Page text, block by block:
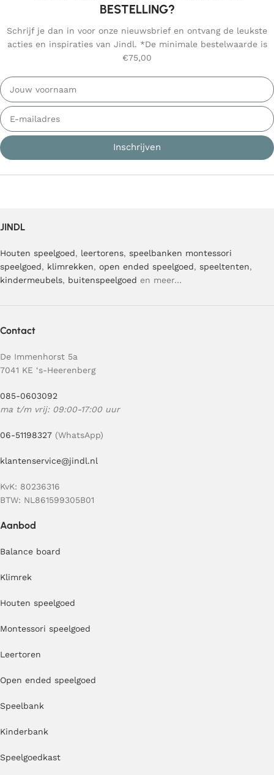
BESTELLING?
Schrijf je dan in voor onze nieuwsbrief en ontvang de leukste
acties en inspiraties van Jindl. *De minimale bestelwaarde is
€75,00
Inschrijven
JINDL
Houten speelgoed, leertorens, speelbanken montessori
speelgoed, klimrekken, open ended speelgoed, speeltenten,
kindermeubels, buitenspeelgoed en meer…
Contact
De Immenhorst 5a
7041 KE ‘s-Heerenberg
085-0603092
ma t/m vrij: 09:00-17:00 uur
06-51198327 (WhatsApp)
klantenservice@jindl.nl
KvK: 80236316
BTW: NL861599305B01
Aanbod
Balance board
Klimrek
Houten speelgoed
Montessori speelgoed
Leertoren
Open ended speelgoed
Speelbank
Kinderbank
Speelgoedkast